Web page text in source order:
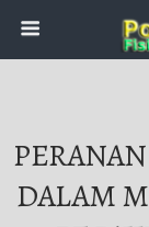
DALAM